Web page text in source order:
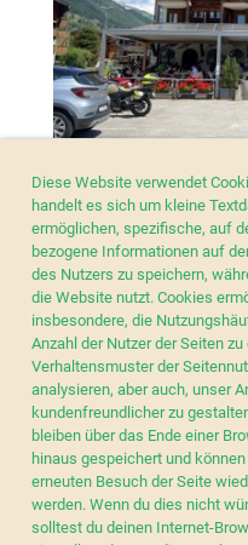
Diese Website verwendet
handelt es sich um kleine
ermöglichen, spezifische, auf
bezogene Informationen auf
des Nutzers zu speichern,
die Website nutzt. Cookies
insbesondere, die
Anzahl der Nutzer der Seiten zu
Verhaltensmuster der
analysieren, aber auch, unser
kundenfreundlicher zu
bleiben über das Ende einer
hinaus gespeichert und
erneuten Besuch der Seite
werden. Wenn du dies nicht
solltest du deinen Internet-
© MC
Erstellt mit